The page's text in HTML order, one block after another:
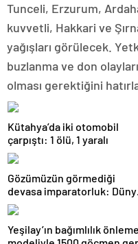
Tunceli, Erzurum,
kuvvetli, Hakkari ve
yağışları görülecek.
buzlanma ve don
olması gerektiğini
Kütahya’da iki otomobil
çarpıştı: 1 ölü, 1 yaralı
Gözümüzün görmediği
devasa imparatorluk:
gerçekten mantarların mı?
Yeşilay’ın bağımlılık önleme